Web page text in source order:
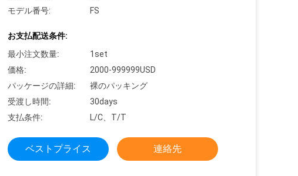
モデル番号:
FS
お支払配送条件:
最小注文数量:
1set
価格:
2000-999999USD
パッケージの詳細:
裸のパッキング
受渡し時間:
30days
支払条件:
L/C、T/T
ベストプライス 連絡先